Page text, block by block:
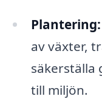
Plantering:
av växter,
säkerställa
till miljön.